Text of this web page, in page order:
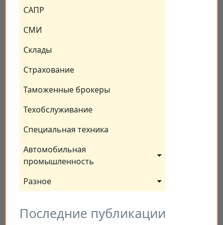
САПР
СМИ
Склады
Страхование
Таможенные брокеры
Техобслуживание
Специальная техника
Автомобильная
промышленность
Разное
Последние публикации